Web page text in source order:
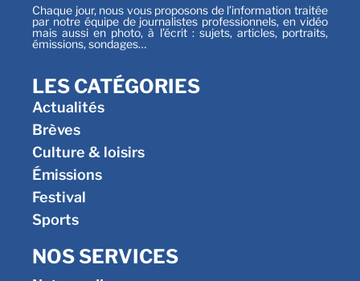
Chaque jour, nous vous proposons de l’information traitée
par notre équipe de journalistes professionnels, en vidéo
mais aussi en photo, à l’écrit : sujets, articles, portraits,
émissions, sondages…
LES CATÉGORIES
Actualités
Brèves
Culture & loisirs
Émissions
Festival
Sports
NOS SERVICES